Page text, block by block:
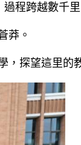
程跨越數千里
莽。
，探望這里的